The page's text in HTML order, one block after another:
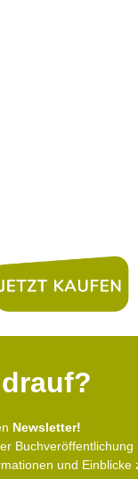
Newsletter!
Buchveröffentlichung
und Einblicke